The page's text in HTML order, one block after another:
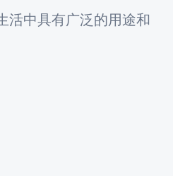
活中具有广泛的用途和